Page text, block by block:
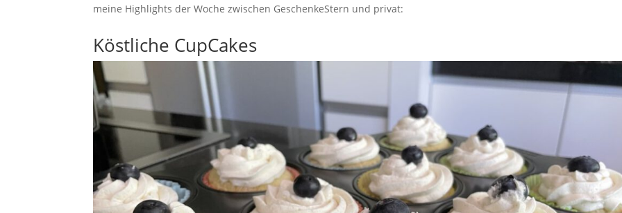
meine Highlights der Woche zwischen GeschenkeStern und privat:
Köstliche CupCakes